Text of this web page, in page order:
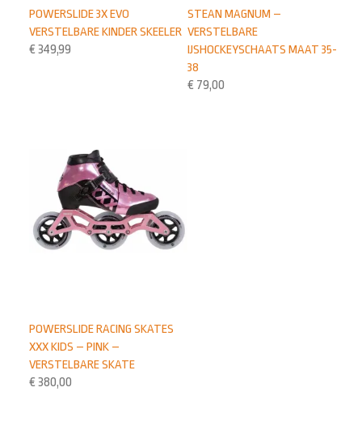
STEAN MAGNUM –
VERSTELBARE
IJSHOCKEYSCHAATS MAAT 35-
38
€ 79,00
POWERSLIDE 3X EVO
VERSTELBARE KINDER SKEELER
€ 349,99
POWERSLIDE RACING SKATES
XXX KIDS – PINK –
VERSTELBARE SKATE
€ 380,00